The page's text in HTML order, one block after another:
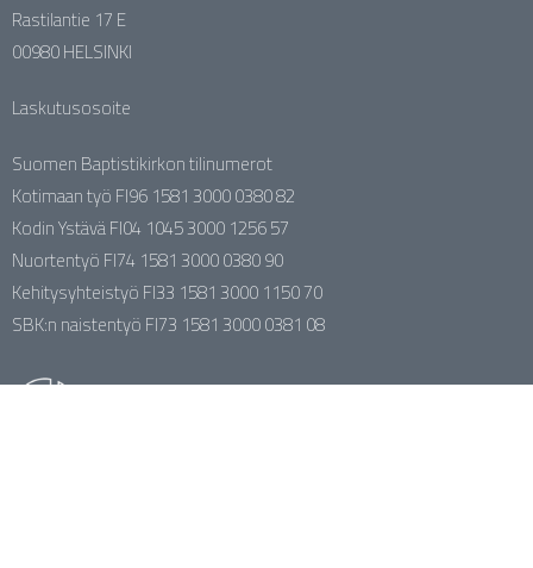
Rastilantie 17 E
00980 HELSINKI
Laskutusosoite
Suomen Baptistikirkon tilinumerot
Kotimaan työ FI96 1581 3000 0380 82
Kodin Ystävä FI04 1045 3000 1256 57
Nuortentyö FI74 1581 3000 0380 90
Kehitysyhteistyö FI33 1581 3000 1150 70
SBK:n naistentyö FI73 1581 3000 0381 08